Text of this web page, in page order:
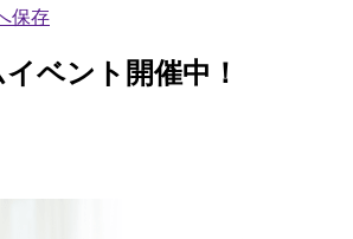
ベント開催中！